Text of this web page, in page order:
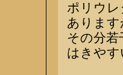
ポリウ
ありま
その分
はきや